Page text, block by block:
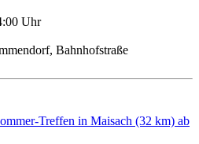
Uhr
Bahnhofstraße
Treffen in Maisach (32 km) ab